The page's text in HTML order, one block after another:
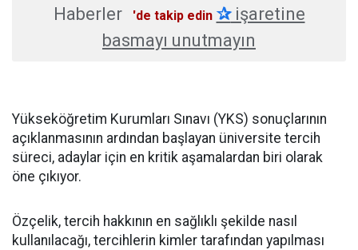
Haberler
'de takip edin ✰işaretine
basmayı unutmayın
Yükseköğretim Kurumları Sınavı (YKS) sonuçlarının
açıklanmasının ardından başlayan üniversite tercih
süreci, adaylar için en kritik aşamalardan biri olarak
öne çıkıyor.
Özçelik, tercih hakkının en sağlıklı şekilde nasıl
kullanılacağı, tercihlerin kimler tarafından yapılması